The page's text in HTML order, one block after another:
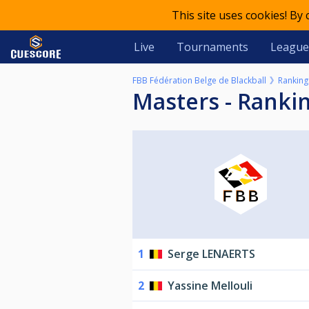
This site uses cookies!
Live Tournaments
FBB Fédération Belge de Blackball
Masters -
1 Serge LENAERTS
2 Yassine Mellouli